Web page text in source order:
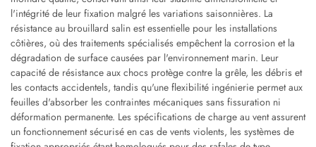
l'intégrité de leur fixation malgré les variations saisonnières. La
résistance au brouillard salin est essentielle pour les installations
côtières, où des traitements spécialisés empêchent la corrosion et la
dégradation de surface causées par l'environnement marin. Leur
capacité de résistance aux chocs protège contre la grêle, les débris et
les contacts accidentels, tandis qu'une flexibilité ingénierie permet aux
feuilles d'absorber les contraintes mécaniques sans fissuration ni
déformation permanente. Les spécifications de charge au vent assurent
un fonctionnement sécurisé en cas de vents violents, les systèmes de